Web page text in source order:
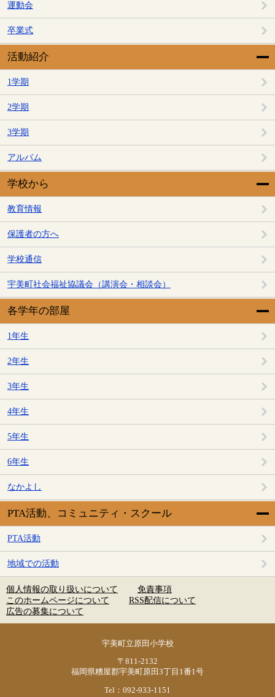
運動会
卒業式
活動紹介
1学期
2学期
3学期
アルバム
学校から
教育情報
保護者の方へ
学校通信
宇美町社会福祉協議会（講演会・相談会）
各学年の部屋
1年生
2年生
3年生
4年生
5年生
6年生
なかよし
PTA活動、コミュニティ・スクール
PTA活動
地域での活動
個人情報の取り扱いについて
免責事項
このホームページについて
RSS配信について
広告の募集について
宇美町立原田小学校
〒811-2132
福岡県糟屋郡宇美町原田3丁目1番1号
Tel：092-933-1151